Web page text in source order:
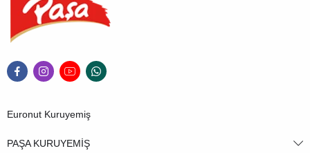
Euronut Kuruyemiş
PAŞA KURUYEMİŞ